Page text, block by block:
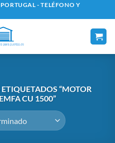
- TELÉFONO Y
“MOTOR
CU 1500”